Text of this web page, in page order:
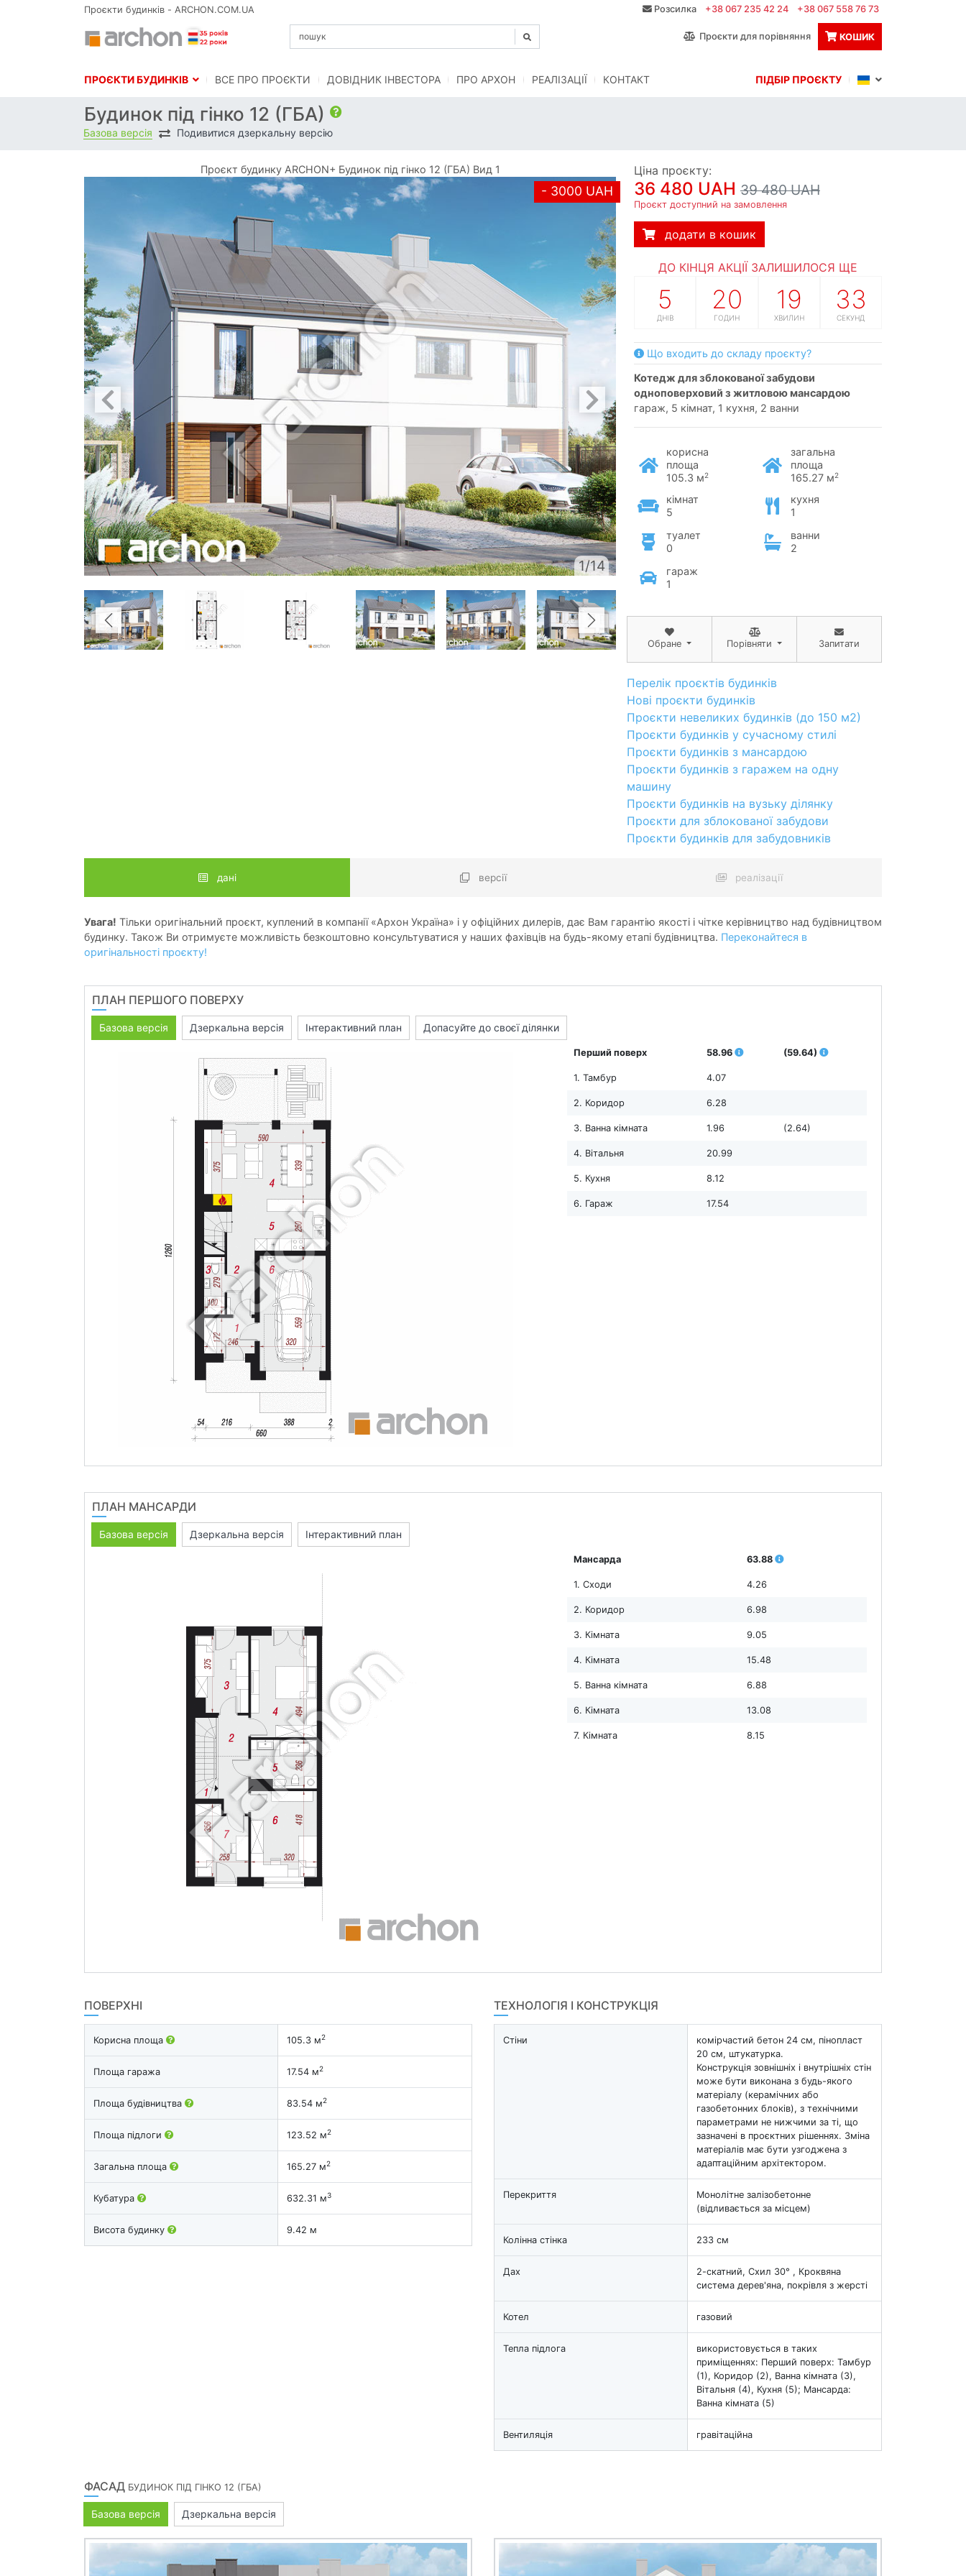
Проєкти будинків - ARCHON.COM.UA Розсилка +38 067 235 42 24 +38 067 558 76 73
Проєкти для порівняння КОШИК
ПРОЄКТИ БУДИНКІВ BСЕ ПРО ПРОЄКТИ ДОВІДНИК ІНВЕСТОРА ПРО АРХОН РЕАЛІЗАЦІЇ КОНТАКТ ПІДБІР ПРОЄКТУ
Будинок під гінко 12 (ГБА)
Базова версія Подивитися дзеркальну версію
Проєкт будинку ARCHON+ Будинок під гінко 12 (ГБА) Вид 1
- 3000 UAH
1/14
Ціна проєкту:
36 480 UAH 39 480 UAH
Проєкт доступний на замовлення
додати в кошик
ДО КІНЦЯ АКЦІЇ ЗАЛИШИЛОСЯ ЩЕ
5
ДНІВ
20
ГОДИН
19
ХВИЛИН
32
СЕКУНД
Що входить до складу проєкту?
котедж для зблокованої забудови
одноповерховий з житловою мансардою
гараж, 5 кімнат, 1 кухня, 2 ванни
корисна
площа
105.3 м2
загальна
площа
165.27 м2
кімнат
5
кухня
1
туалет
0
ванни
2
гараж
1
Обране Порівняти Запитати
Перелік проєктів будинків
Нові проєкти будинків
Проєкти невеликих будинків (до 150 м2)
Проєкти будинків у сучасному стилі
Проєкти будинків з мансардою
Проєкти будинків з гаражем на одну
машину
Проєкти будинків на вузьку ділянку
Проєкти для зблокованої забудови
Проєкти будинків для забудовників
дані версії реалізації
Увага! Тільки оригінальний проєкт, куплений в компанії «Архон Україна» і у офіційних дилерів, дає Вам гарантію якості і чітке керівництво над будівництвом
будинку. Також Ви отримуєте можливість безкоштовно консультуватися у наших фахівців на будь-якому етапі будівництва. Переконайтеся в
оригінальності проєкту!
ПЛАН ПЕРШОГО ПОВЕРХУ
Базова версія Дзеркальна версія Інтерактивний план Допасуйте до своєї ділянки
Перший поверх 58.96 (59.64)
1. Тамбур 4.07
2. Коридор 6.28
3. Ванна кімната 1.96 (2.64)
4. Вітальня 20.99
5. Кухня 8.12
6. Гараж 17.54
ПЛАН МАНСАРДИ
Базова версія Дзеркальна версія Інтерактивний план
Мансарда 63.88
1. Сходи 4.26
2. Коридор 6.98
3. Кімната 9.05
4. Кімната 15.48
5. Ванна кімната 6.88
6. Кімната 13.08
7. Кімната 8.15
ПОВЕРХНІ
Корисна площа 105.3 м2
Площа гаража 17.54 м2
Площа будівництва 83.54 м2
Площа підлоги 123.52 м2
Загальна площа 165.27 м2
Кубатура 632.31 м3
Висота будинку 9.42 м
ТЕХНОЛОГІЯ І КОНСТРУКЦІЯ
Стіни
комірчастий бетон 24 см, пінопласт
20 см, штукатурка.
Конструкція зовнішніх і внутрішніх стін
може бути виконана з будь-якого
матеріалу (керамічних або
газобетонних блоків), з технічними
параметрами не нижчими за ті, що
зазначені в проєктних рішеннях. Зміна
матеріалів має бути узгоджена з
адаптаційним архітектором.
Перекриття
Монолітне залізобетонне
(відливається за місцем)
Колінна стінка 233 см
Дах
2-скатний, Схил 30° , Кроквяна
система дерев'яна, покрівля з жерсті
Котел газовий
Тепла підлога
використовується в таких
приміщеннях: Перший поверх: Тамбур
(1), Коридор (2), Ванна кімната (3),
Вітальня (4), Кухня (5); Мансарда:
Ванна кімната (5)
Вентиляція гравітаційна
ФАСАД БУДИНОК ПІД ГІНКО 12 (ГБА)
Базова версія Дзеркальна версія